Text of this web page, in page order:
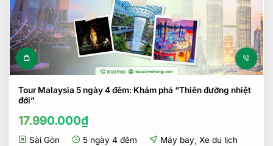
Tour Malaysia 5 ngày 4 đêm: Khám phá “Thiên đường nhiệt
đới”
17.990.000₫
Sài Gòn 5 ngày 4 đêm Máy bay Xe du lịch